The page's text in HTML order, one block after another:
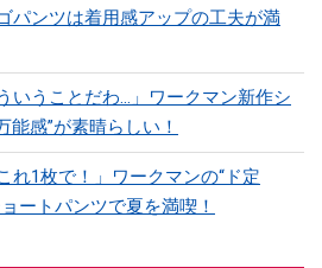
パンツは着用感アップの工夫が満
いうことだわ...」ワークマン新作シ
能感”が素晴らしい！
れ1枚で！」ワークマンの“ド定
ートパンツで夏を満喫！